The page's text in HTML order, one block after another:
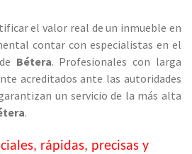
el valor real de un inmueble en
contar con especialistas en el
Bétera. Profesionales con larga
acreditados ante las autoridades
un servicio de la más alta
.
rápidas, precisas y